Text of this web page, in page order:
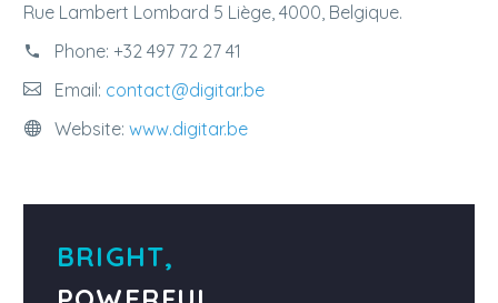
Rue Lambert Lombard 5 Liège, 4000, Belgique.
Phone: +32 497 72 27 41
Email: contact@digitar.be
Website: www.digitar.be
BRIGHT,